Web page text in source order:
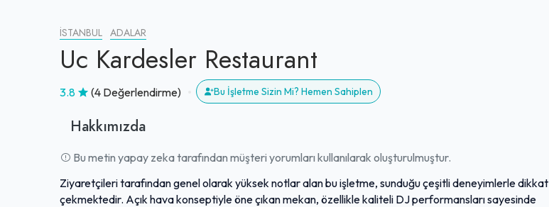
İSTANBUL ADALAR
Uc Kardesler Restaurant
3.8 (4 Değerlendirme) Bu İşletme Sizin Mi? Hemen Sahiplen
Hakkımızda
Bu metin yapay zeka tarafından müşteri yorumları kullanılarak oluşturulmuştur.
Ziyaretçileri tarafından genel olarak yüksek notlar alan bu işletme, sunduğu çeşitli deneyimlerle dikkat
çekmektedir. Açık hava konseptiyle öne çıkan mekan, özellikle kaliteli DJ performansları sayesinde